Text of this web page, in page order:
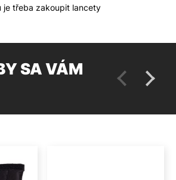
je třeba zakoupit lancety
SA VÁM